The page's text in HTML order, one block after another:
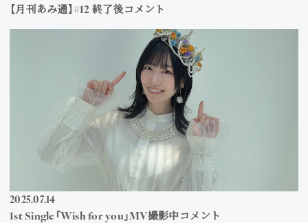
【月刊あみ通】#12 終了後コメント
2025 07 14
1st Single「Wish for you」MV撮影中コメント